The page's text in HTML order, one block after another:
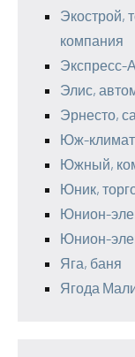
Экострой,
компания
Экспресс-
Элис,
Эрнесто,
Юж-
Южный,
Юник,
Юнион-
Юнион-
Яга, баня
Ягода